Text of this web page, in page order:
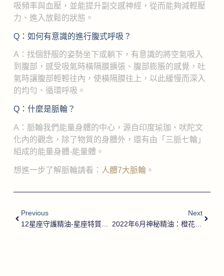
吸頻率與血壓，並能提升副交感神經，從而能夠減輕壓
力、進入放鬆的狀態。
Q：如何有意識的進行腹式呼吸？
A：找個舒服的姿勢坐下或躺下，有意識的將空氣吸入
到腹部，感受吸氣時橫隔膜擴張、腹部膨脹的感覺，吐
氣時讓腹部輕輕往內，使橫隔膜往上，以此緩慢而深入
的均勻、循環呼吸。
Q：什麼是脈輪？
A：脈輪我們能量身體的中心，源自印度瑜珈、吠陀文
化內的觀念，除了物質的身體外，還有由「三脈七輪」
組成的能量身體-能量體。
想進一步了解脈輪請看： 人體7大脈輪。
Previous
12星座守護精油-星座特質與對應配方解析
Next
2022年6月神秘精油：橙花叔醇綠花白千層、白絲柏